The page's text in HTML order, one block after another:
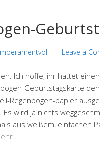
Leave a
Ich hoffe, ihr hattet
Geburtstagskarte
Regenbogen-papier
wird ja nichts
aus weißem, einfachen